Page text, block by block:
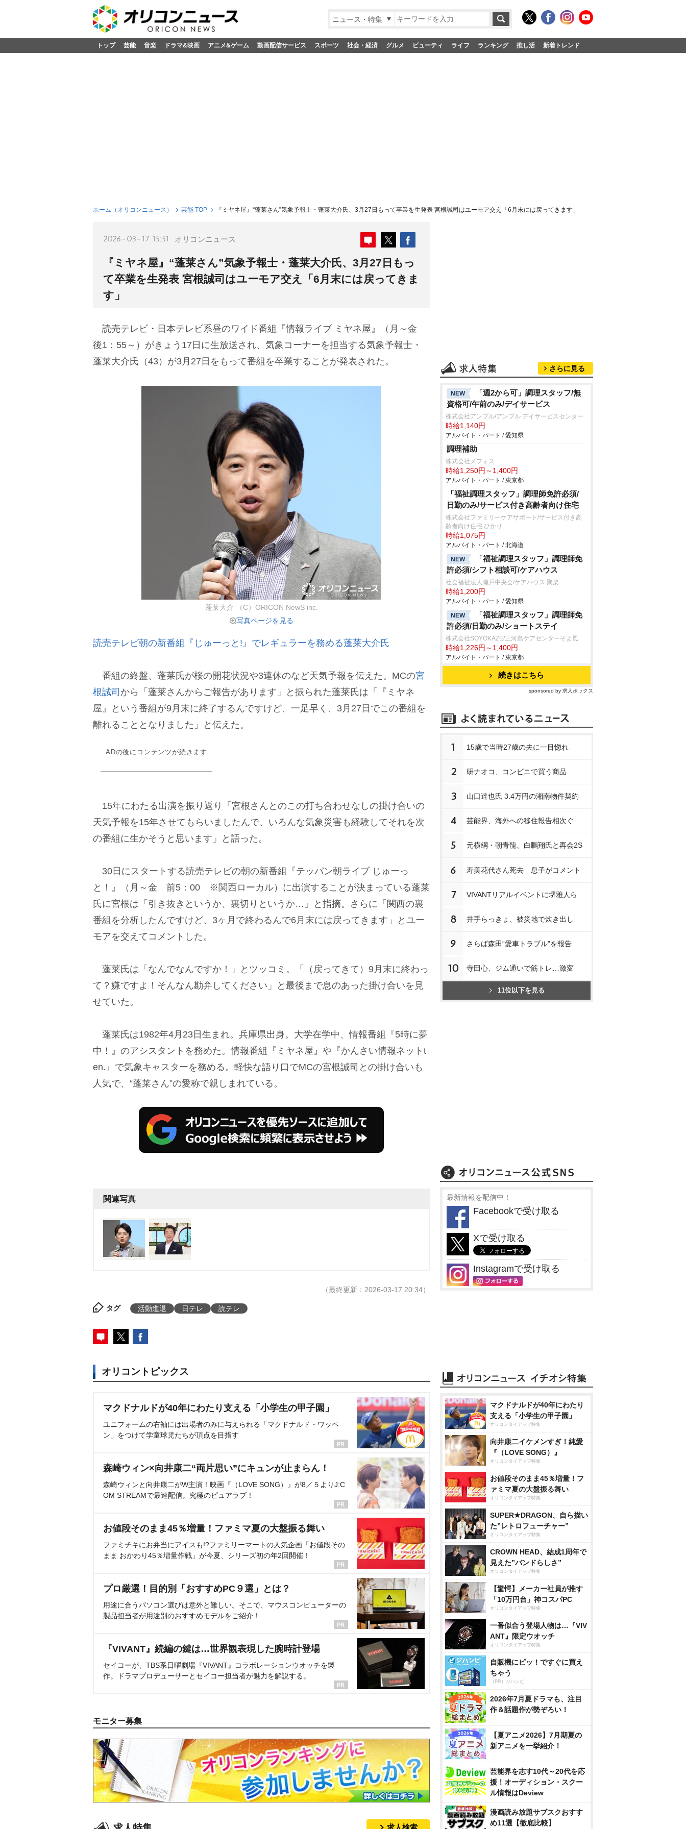
ニュース・特集
トップ 芸能 音楽 ドラマ&映画 アニメ&ゲーム 動画配信サービス スポーツ 社会・経済 グルメ ビューティ ライフ ランキング 推し活 新着トレンド
ホーム（オリコンニュース） 芸能 TOP 『ミヤネ屋』“蓬莱さん”気象予報士・蓬莱大介氏、3月27日もって卒業を生発表 宮根誠司はユーモア交え「6月末には戻ってきます」
2026-03-17 15:51 オリコンニュース
『ミヤネ屋』“蓬莱さん”気象予報士・蓬莱大介氏、3月27日もっ
て卒業を生発表 宮根誠司はユーモア交え「6月末には戻ってきま
す」
読売テレビ・日本テレビ系昼のワイド番組『情報ライブ ミヤネ屋』（月～金
後1：55～）がきょう17日に生放送され、気象コーナーを担当する気象予報士・
蓬莱大介氏（43）が3月27日をもって番組を卒業することが発表された。
蓬莱大介 （C）ORICON NewS inc.
写真ページを見る
読売テレビ朝の新番組『じゅーっと!』でレギュラーを務める蓬莱大介氏
番組の終盤、蓬莱氏が桜の開花状況や3連休のなど天気予報を伝えた。MCの宮
根誠司 から「蓬莱さんからご報告があります」と振られた蓬莱氏は「『ミヤネ
屋』という番組が9月末に終了するんですけど、一足早く、3月27日でこの番組を
離れることとなりました」と伝えた。
ADの後にコンテンツが続きます
15年にわたる出演を振り返り「宮根さんとのこの打ち合わせなしの掛け合いの
天気予報を15年させてもらいましたんで、いろんな気象災害も経験してそれを次
の番組に生かそうと思います」と語った。
30日にスタートする読売テレビの朝の新番組『テッパン朝ライブ じゅーっ
と！』（月～金 前5：00 ※関西ローカル）に出演することが決まっている蓬莱
氏に宮根は「引き抜きというか、裏切りというか…」と指摘。さらに「関西の裏
番組を分析したんですけど、3ヶ月で終わるんで6月末には戻ってきます」とユー
モアを交えてコメントした。
蓬莱氏は「なんでなんですか！」とツッコミ。「（戻ってきて）9月末に終わっ
て？嫌ですよ！そんなん勘弁してください」と最後まで息のあった掛け合いを見
せていた。
蓬莱氏は1982年4月23日生まれ。兵庫県出身。大学在学中、情報番組『5時に夢
中！』のアシスタントを務めた。情報番組『ミヤネ屋』や『かんさい情報ネットt
en.』で気象キャスターを務める。軽快な語り口でMCの宮根誠司との掛け合いも
人気で、“蓬莱さん”の愛称で親しまれている。
関連写真
（最終更新：2026-03-17 20:34）
タグ 活動進退 日テレ 読テレ
オリコントピックス
マクドナルドが40年にわたり支える「小学生の甲子園」
ユニフォームの右袖には出場者のみに与えられる「マクドナルド・ワッペ
ン」をつけて学童球児たちが頂点を目指す
森崎ウィン×向井康二“両片思い”にキュンが止まらん！
森崎ウィンと向井康二がW主演！映画『（LOVE SONG）』が8／５よりJ:C
OM STREAMで最速配信。究極のピュアラブ！
お値段そのまま45％増量！ファミマ夏の大盤振る舞い
ファミチキにお弁当にアイスも!?ファミリーマートの人気企画「お値段その
まま おかわり45％増量作戦」が今夏、シリーズ初の年2回開催！
プロ厳選！目的別「おすすめPC９選」とは？
用途に合うパソコン選びは意外と難しい。そこで、マウスコンピューターの
製品担当者が用途別のおすすめモデルをご紹介！
『VIVANT』続編の鍵は…世界観表現した腕時計登場
セイコーが、TBS系日曜劇場『VIVANT』コラボレーションウオッチを製
作。ドラマプロデューサーとセイコー担当者が魅力を解説する。
モニター募集
求人検索
さらに見る
NEW
「週2から可」調理スタッフ/無
資格可/午前のみ/デイサービス
株式会社アンプル/アンプル デイサービスセンター
時給1,140円
アルバイト・パート / 愛知県
調理補助
株式会社メフォス
時給1,250円～1,400円
アルバイト・パート / 東京都
「福祉調理スタッフ」調理師免許必須/
日勤のみ/サービス付き高齢者向け住宅
株式会社ファミリーケアサポート/サービス付き高
齢者向け住宅 ひかり
時給1,075円
アルバイト・パート / 北海道
NEW
「福祉調理スタッフ」調理師免
許必須/シフト相談可/ケアハウス
社会福祉法人瀬戸中央会/ケアハウス 聚楽
時給1,200円
アルバイト・パート / 愛知県
NEW
「福祉調理スタッフ」調理師免
許必須/日勤のみ/ショートステイ
株式会社SOYOKAZE/三河島ケアセンターそよ風
時給1,226円～1,400円
アルバイト・パート / 東京都
続きはこちら
sponsored by 求人ボックス
1 15歳で当時27歳の夫に一目惚れ
2 研ナオコ、コンビニで買う商品
3 山口達也氏 3.4万円の湘南物件契約
4 芸能界、海外への移住報告相次ぐ
5 元横綱・朝青龍、白鵬翔氏と再会2S
6 寿美花代さん死去 息子がコメント
7 VIVANTリアルイベントに堺雅人ら
8 井手らっきょ、被災地で炊き出し
9 さらば森田“愛車トラブル”を報告
10 寺田心、ジム通いで筋トレ…激変
11位以下を見る
最新情報を配信中！
Facebookで受け取る
Xで受け取る
Instagramで受け取る
マクドナルドが40年にわたり
支える「小学生の甲子園」
オリコンタイアップ特集
向井康二イケメンすぎ！純愛
『（LOVE SONG）』
オリコンタイアップ特集
お値段そのまま45％増量！フ
ァミマ夏の大盤振る舞い
オリコンタイアップ特集
SUPER★DRAGON、自ら描い
た”レトロフューチャー”
オリコンタイアップ特集
CROWN HEAD、結成1周年で
見えた”バンドらしさ”
オリコンタイアップ特集
【驚愕】メーカー社員が推す
「10万円台」神コスパPC
オリコンタイアップ特集
一番似合う登場人物は…『VIV
ANT』限定ウオッチ
オリコンタイアップ特集
自販機にピッ！ですぐに買え
ちゃう
（PR）ジハンピ
2026年7月夏ドラマも、注目
作＆話題作が勢ぞろい！
【夏アニメ2026】7月期夏の
新アニメを一挙紹介！
芸能界を志す10代～20代を応
援！オーディション・スクー
ル情報はDeview
漫画読み放題サブスクおすす
め11選【徹底比較】